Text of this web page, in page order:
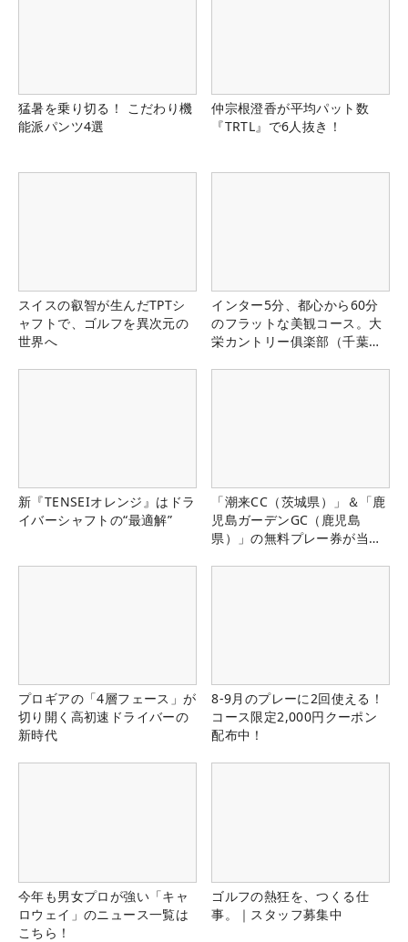
猛暑を乗り切る！ こだわり機
能派パンツ4選
仲宗根澄香が平均パット数
『TRTL』で6人抜き！
スイスの叡智が生んだTPTシ
ャフトで、ゴルフを異次元の
世界へ
インター5分、都心から60分
のフラットな美観コース。大
栄カントリー俱楽部（千葉
新『TENSEIオレンジ』はドラ
イバーシャフトの“最適解”
「潮来CC（茨城県）」＆「鹿
児島ガーデンGC（鹿児島
県）」の無料プレー券が当た
プロギアの「4層フェース」が
切り開く高初速ドライバーの
新時代
8-9月のプレーに2回使える！
コース限定2,000円クーポン
配布中！
今年も男女プロが強い「キャ
ロウェイ」のニュース一覧は
こちら！
ゴルフの熱狂を、つくる仕
事。｜スタッフ募集中